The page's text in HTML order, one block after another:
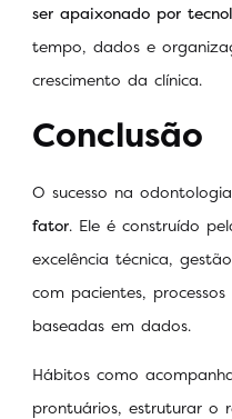
ser apaixonado por
tempo, dados e
crescimento da clínica.
Conclusão
O sucesso na odontologia
fator. Ele é construído
excelência técnica,
com pacientes,
baseadas em dados.
Hábitos como
prontuários, estruturar o